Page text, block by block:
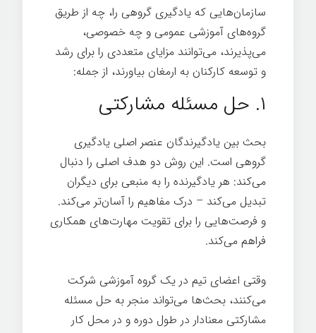
سازمان‌هایی که یادگیری گروهی را، چه از طریق
گروه‌های آموزشی عمومی و چه خصوصی،
می‌پذیرند، می‌توانند مزایای متعددی را برای رشد
و توسعه کارکنان به ارمغان بیاورند، از جمله:
۱. حل مسئله مشارکتی
بحث بین یادگیرندگان عنصر اصلی یادگیری
گروهی است. این روش دو هدف اصلی را دنبال
می‌کند: هر یادگیرنده را به منبعی برای دیگران
تبدیل می‌کند – درک مفاهیم را آسان‌تر می‌کند.
و فرصت‌هایی را برای تقویت مهارت‌های همکاری
فراهم می‌کند.
وقتی اعضای تیم در یک گروه آموزشی شرکت
می‌کنند، بحث‌ها می‌تواند منجر به حل مسئله
مشارکتی معنادار در طول دوره و در محل کار